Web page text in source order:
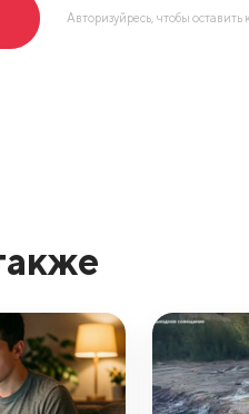
Авторизуйресь, чтобы